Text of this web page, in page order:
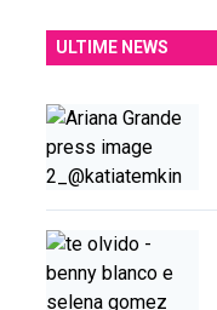
ULTIME NEWS